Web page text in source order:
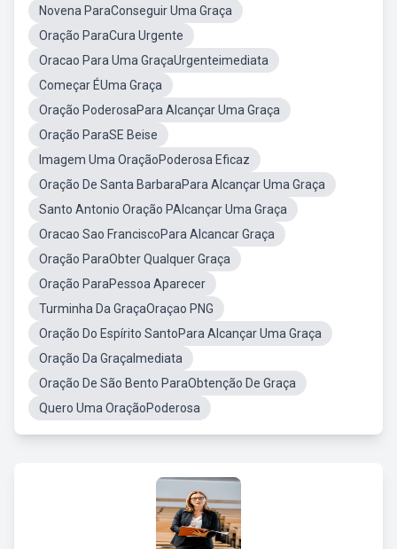
Novena ParaConseguir Uma Graça
Oração ParaCura Urgente
Oracao Para Uma GraçaUrgenteimediata
Começar ÉUma Graça
Oração PoderosaPara Alcançar Uma Graça
Oração ParaSE Beise
Imagem Uma OraçãoPoderosa Eficaz
Oração De Santa BarbaraPara Alcançar Uma Graça
Santo Antonio Oração PAlcançar Uma Graça
Oracao Sao FranciscoPara Alcancar Graça
Oração ParaObter Qualquer Graça
Oração ParaPessoa Aparecer
Turminha Da GraçaOraçao PNG
Oração Do Espírito SantoPara Alcançar Uma Graça
Oração Da GraçaImediata
Oração De São Bento ParaObtenção De Graça
Quero Uma OraçãoPoderosa